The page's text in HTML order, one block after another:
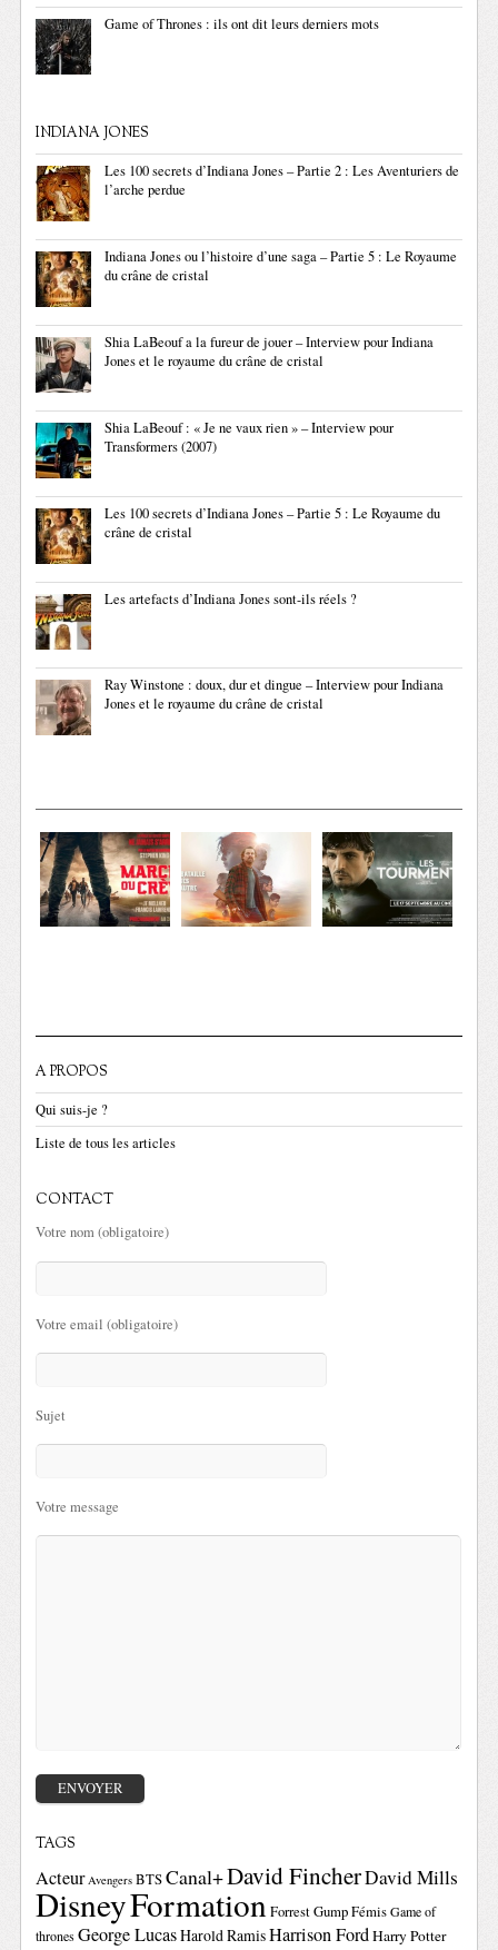
Game of Thrones : ils ont dit leurs derniers mots
INDIANA JONES
Les 100 secrets d’Indiana Jones – Partie 2 : Les Aventuriers de
l’arche perdue
Indiana Jones ou l’histoire d’une saga – Partie 5 : Le Royaume
du crâne de cristal
Shia LaBeouf a la fureur de jouer – Interview pour Indiana
Jones et le royaume du crâne de cristal
Shia LaBeouf : « Je ne vaux rien » – Interview pour
Transformers (2007)
Les 100 secrets d’Indiana Jones – Partie 5 : Le Royaume du
crâne de cristal
Les artefacts d’Indiana Jones sont-ils réels ?
Ray Winstone : doux, dur et dingue – Interview pour Indiana
Jones et le royaume du crâne de cristal
A PROPOS
Qui suis-je ?
Liste de tous les articles
CONTACT
Votre nom (obligatoire)
Votre email (obligatoire)
Sujet
Votre message
TAGS
Acteur Avengers BTSCanal+David FincherDavid Mills
DisneyFormationForrest GumpFémis Game of
thrones George LucasHarold RamisHarrison FordHarry Potter